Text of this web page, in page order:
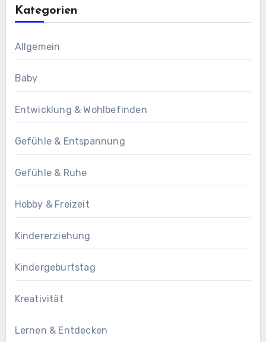
Kategorien
Allgemein
Baby
Entwicklung & Wohlbefinden
Gefühle & Entspannung
Gefühle & Ruhe
Hobby & Freizeit
Kindererziehung
Kindergeburtstag
Kreativität
Lernen & Entdecken